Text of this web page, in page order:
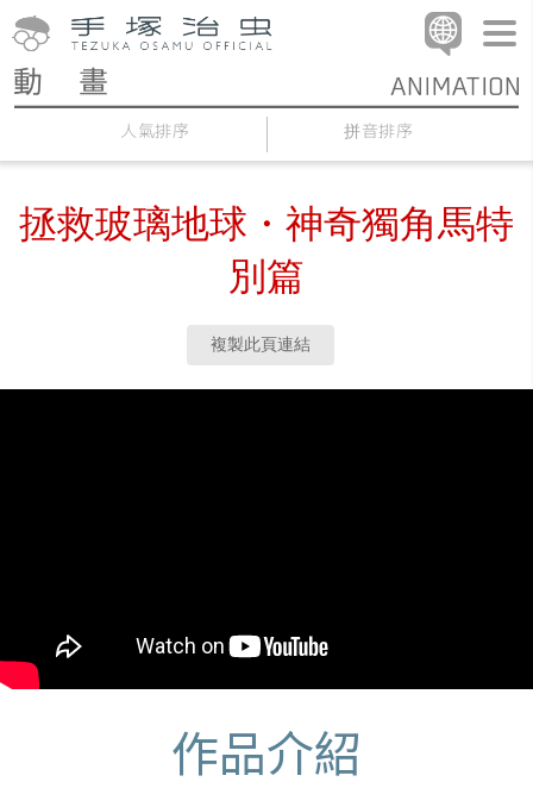
人氣排序 拼音排序
拯救玻璃地球・神奇獨角馬特
別篇
複製此頁連結
作品介紹